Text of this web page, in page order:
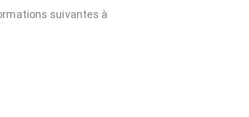
suivantes à